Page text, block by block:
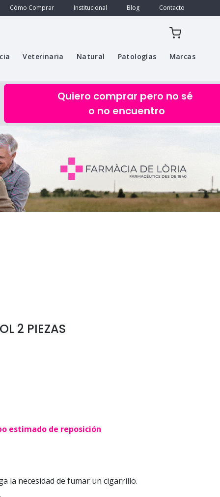
Cómo Comprar Institucional Blog Contacto
Veterinaria Natural Patologías Marcas
Quiero comprar pero no sé
o no encuentro
2 PIEZAS
estimado de reposición
la necesidad de fumar un cigarrillo.